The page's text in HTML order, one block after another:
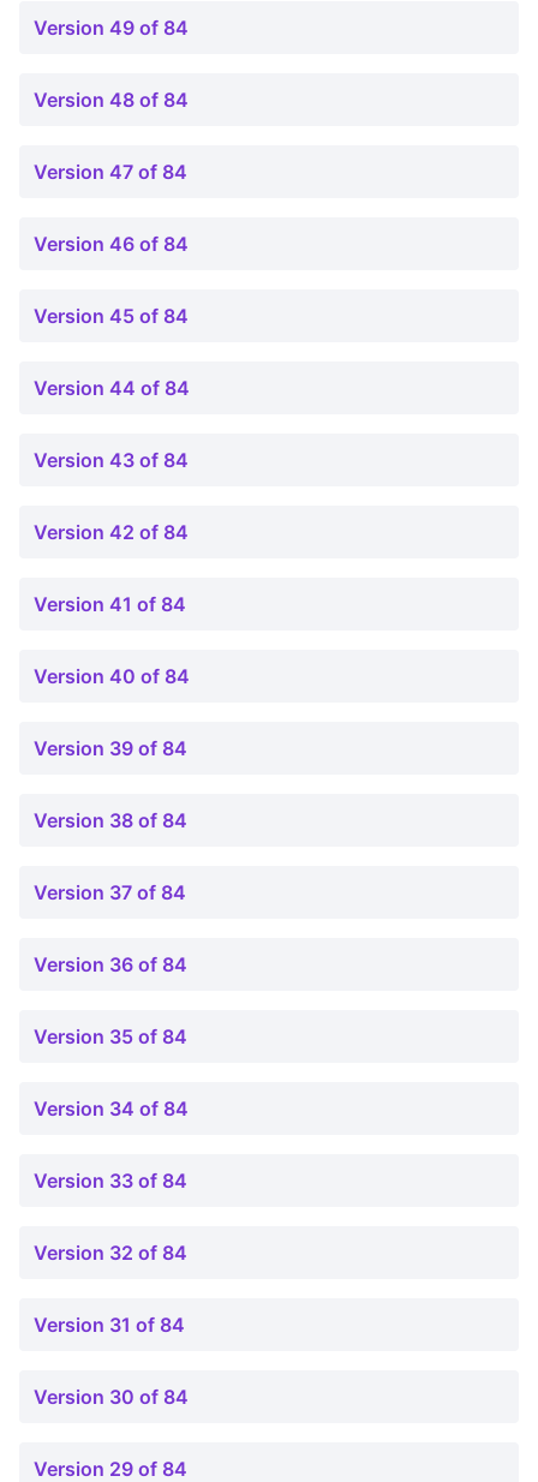
Version 49 of 84
Version 48 of 84
Version 47 of 84
Version 46 of 84
Version 45 of 84
Version 44 of 84
Version 43 of 84
Version 42 of 84
Version 41 of 84
Version 40 of 84
Version 39 of 84
Version 38 of 84
Version 37 of 84
Version 36 of 84
Version 35 of 84
Version 34 of 84
Version 33 of 84
Version 32 of 84
Version 31 of 84
Version 30 of 84
Version 29 of 84